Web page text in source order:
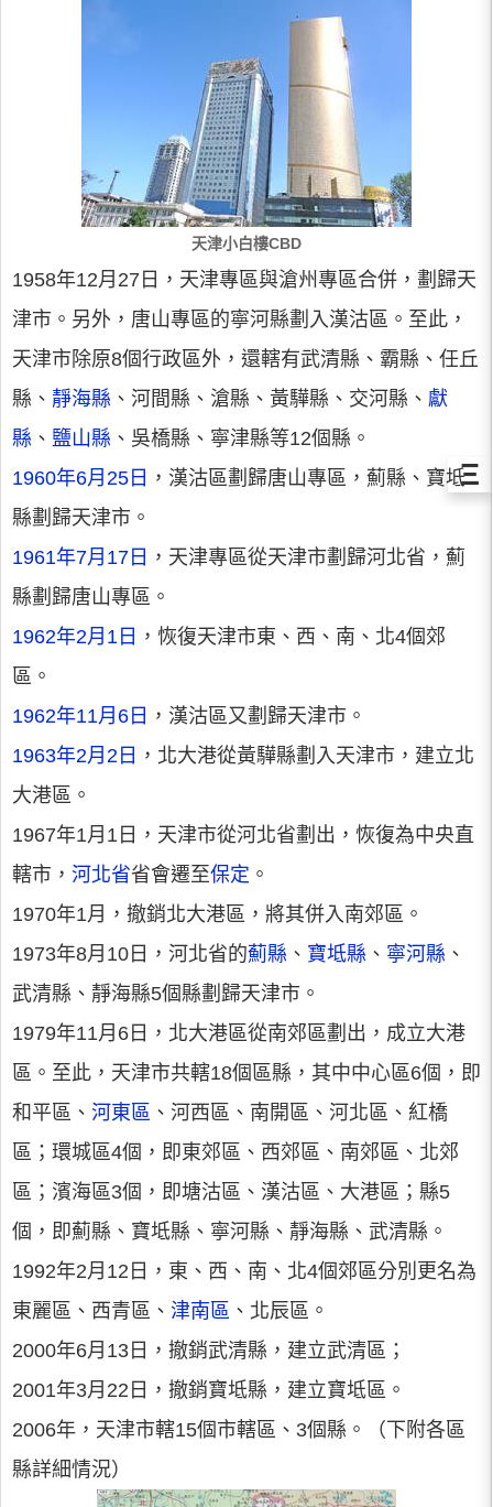
天津小白樓CBD
1958年12月27日，天津專區與滄州專區合併，劃歸天
津市。另外，唐山專區的寧河縣劃入漢沽區。至此，
天津市除原8個行政區外，還轄有武清縣、霸縣、任丘
縣、 靜海縣 、河間縣、滄縣、黃驊縣、交河縣、 獻
縣 、 鹽山縣 、吳橋縣、寧津縣等12個縣。
1960年6月25日 ，漢沽區劃歸唐山專區，薊縣、寶坻
縣劃歸天津市。
1961年7月17日 ，天津專區從天津市劃歸河北省，薊
縣劃歸唐山專區。
1962年2月1日 ，恢復天津市東、西、南、北4個郊
區。
1962年11月6日 ，漢沽區又劃歸天津市。
1963年2月2日 ，北大港從黃驊縣劃入天津市，建立北
大港區。
1967年1月1日，天津市從河北省劃出，恢復為中央直
轄市， 河北省省會遷至保定 。
1970年1月，撤銷北大港區，將其併入南郊區。
1973年8月10日，河北省的薊縣 、 寶坻縣 、 寧河縣 、
武清縣、靜海縣5個縣劃歸天津市。
1979年11月6日，北大港區從南郊區劃出，成立大港
區。至此，天津市共轄18個區縣，其中中心區6個，即
和平區、 河東區 、河西區、南開區、河北區、紅橋
區；環城區4個，即東郊區、西郊區、南郊區、北郊
區；濱海區3個，即塘沽區、漢沽區、大港區；縣5
個，即薊縣、寶坻縣、寧河縣、靜海縣、武清縣。
1992年2月12日，東、西、南、北4個郊區分別更名為
東麗區、西青區、 津南區 、北辰區。
2000年6月13日，撤銷武清縣，建立武清區；
2001年3月22日，撤銷寶坻縣，建立寶坻區。
2006年，天津市轄15個市轄區、3個縣。（下附各區
縣詳細情況）
Ξ